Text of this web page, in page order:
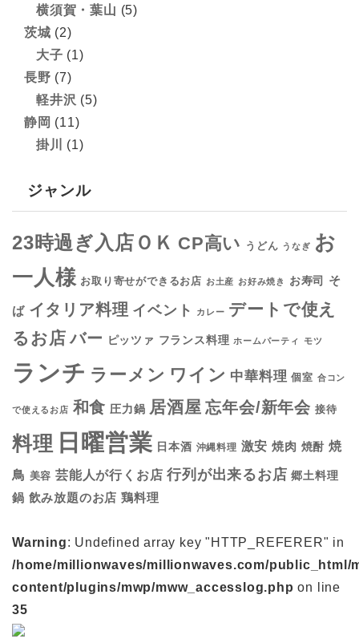
横須賀・葉山 (5)
茨城 (2)
大子 (1)
長野 (7)
軽井沢 (5)
静岡 (11)
掛川
(1)
ジャンル
23時過ぎ入店ＯＫ CP高い うどん うなぎ お
一人様 お取り寄せができるお店 お土産 お好み焼き お寿司 そ
ば イタリア料理 イベント カレー デートで使え
るお店 バー ピッツァ フランス料理 ホームパーティ モツ
ランチ ラーメン ワイン 中華料理 個室 合コン
で使えるお店 和食 圧力鍋 居酒屋 忘年会/新年会 接待
料理 日曜営業 日本酒 沖縄料理 激安 焼肉 焼酎 焼
鳥 美容 芸能人が行くお店 行列が出来るお店 郷土料理
鍋 飲み放題のお店 鶏料理
Warning: Undefined array key "HTTP_REFERER" in
/home/millionwaves/millionwaves.com/public_html/
content/plugins/mwp/mww_accesslog.php on line
35